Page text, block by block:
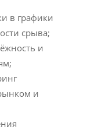
в графики
срыва;
и
и